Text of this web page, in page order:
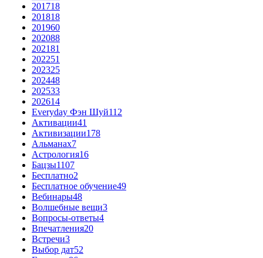
201718
201818
201960
202088
202181
202251
202325
202448
202533
202614
Everyday Фэн Шуй112
Активации41
Активизации178
Альманах7
Астрология16
Бацзы1107
Бесплатно2
Бесплатное обучение49
Вебинары48
Волшебные вещи3
Вопросы-ответы4
Впечатления20
Встречи3
Выбор дат52